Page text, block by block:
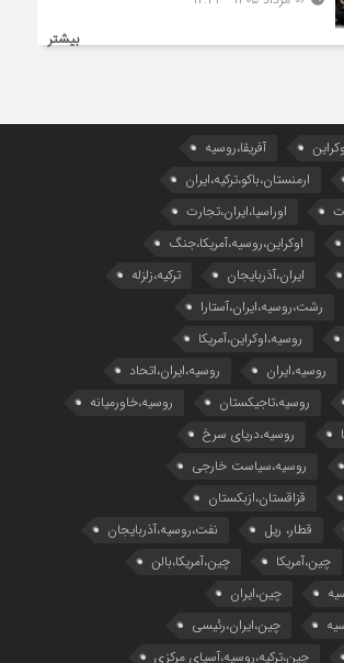
بیشتر
آفریقا،روسیه
ارمنستان،باکو،ترکیه،ایران
اوراسیا،ایران،تجارت
اوکراین،روسیه،آمریکا،جنگ
ایران،آذربایجان
ترکیه،زلزله
رشت،روسیه،ایران،آستارا
روسیه،اوکراین،آمریکا
روسیه،ایران
روسیه،ایران،اتحاد
روسیه،تاجیکستان
روسیه،خاورمیانه
روسیه،دریای سرخ
روسیه،سیاست خارجی
قزاقستان،ازبکستان
قطار، ریل
نفت،روسیه،آذربایجان
چین،آمریکا
چین،آمریکا،بالن
چین،ایران
چین،ایران،رئیسی
چین،ترکیه،روسیه،آسیای مرکزی